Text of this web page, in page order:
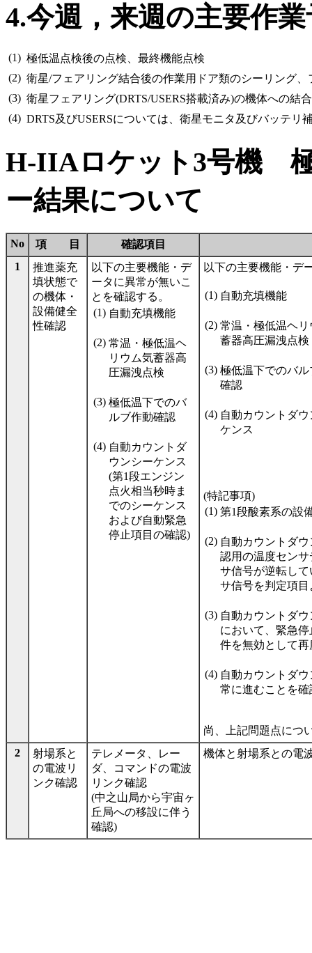
4.今週，来週の主要作
(1) 極低温点検後の点検、最終機能点検
(2) 衛星/フェアリング結合後の作業用ドア類のシーリング
(3) 衛星フェアリング(DRTS/USERS搭載済み)の機体への結合
(4) DRTS及びUSERSについては、衛星モニタ及びバッテ
H-IIAロケット3号機
ー結果について
No 項 目
確認項目
1
推進薬充
填状態で
の機体・
設備健全
性確認
以下の主要機能・デ
ータに異常が無いこ
とを確認する。
(1) 自動充填機能
(2) 常温・極低温ヘ
リウム気蓄器高
圧漏洩点検
(3) 極低温下でのバ
ルブ作動確認
(4) 自動カウントダ
ウンシーケンス
(第1段エンジン
点火相当秒時ま
でのシーケンス
および自動緊急
停止項目の確認)
以下の主要機能・デ
(1) 自動充填機能
(2) 常温・極低温ヘリ
蓄器高圧漏洩点検
(3) 極低温下でのバル
確認
(4) 自動カウントダ
ケンス
(特記事項)
(1) 第1段酸素系の設
(2) 自動カウントダ
認用の温度セン
サ信号が逆転し
サ信号を判定項
(3) 自動カウントダ
において、緊急
件を無効として
(4) 自動カウントダ
常に進むことを確
尚、上記問題点につ
2
射場系と
の電波リ
ンク確認
テレメータ、レー
ダ、コマンドの電波
リンク確認
(中之山局から宇宙ヶ
丘局への移設に伴う
確認)
機体と射場系との電